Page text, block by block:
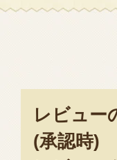
よ。
親戚
大き
した😊
レビュー
(承認時)